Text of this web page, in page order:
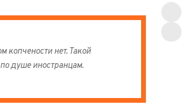
нет. Такой
душе иностранцам.